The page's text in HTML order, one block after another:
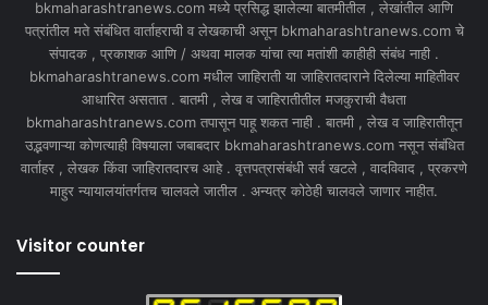
bkmaharashtranews.com मध्ये प्रसिद्ध झालेल्या बातमीतील , लेखांतील आणि
पत्रांतील मते संबंधित वार्ताहराची व लेखकाची असून bkmaharashtranews.com चे
संपादक , प्रकाशक आणि / अथवा मालक यांचा त्या मतांशी काहीही संबंध नाही .
bkmaharashtranews.com मधील जाहिराती या जाहिरातदाराने दिलेल्या माहितीवर
आधारित असतात . बातमी , लेख व जाहिरातीतील मजकुराची वैधता
bkmaharashtranews.com तपासून पाहू शकत नाही . बातमी , लेख व जाहिरातीतून
उद्भवणाऱ्या कोणत्याही विषयाला जबाबदार bkmaharashtranews.com नसून संबंधित
वार्ताहर , लेखक किंवा जाहिरातदारच आहे . वृत्तपत्रासंबंधी सर्व खटले , वादविवाद , प्रकरणे
माहुर न्यायालयांतर्गतच चालवले जातील . अन्यत्र कोठेही चालवले जाणार नाहीत.
Visitor counter